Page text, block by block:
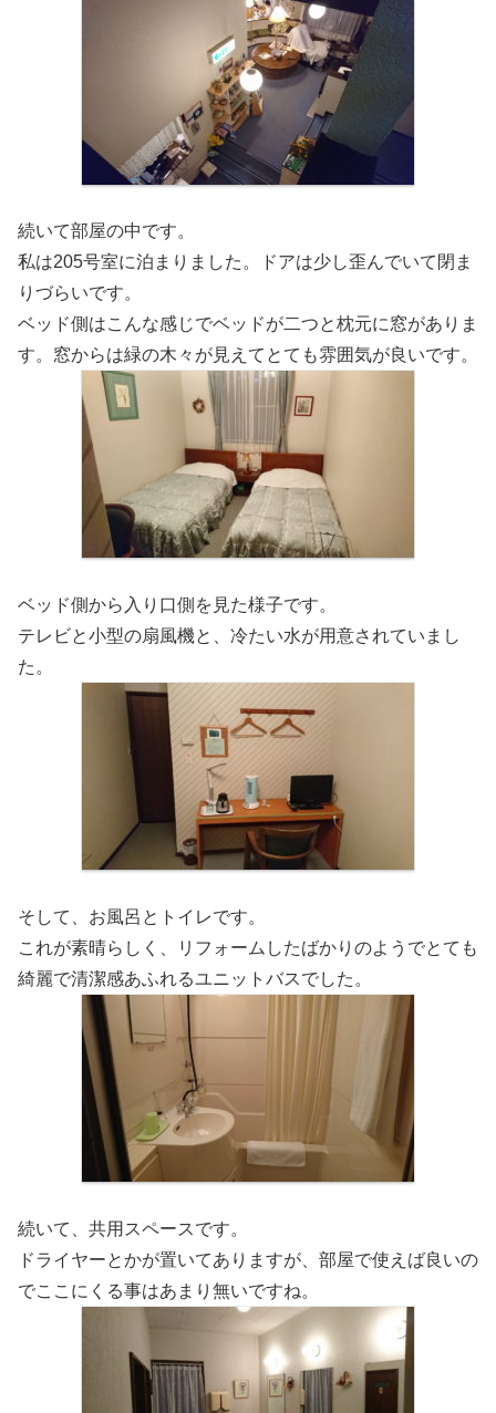
続いて部屋の中です。
私は205号室に泊まりました。ドアは少し歪んでいて閉ま
りづらいです。
ベッド側はこんな感じでベッドが二つと枕元に窓がありま
す。窓からは緑の木々が見えてとても雰囲気が良いです。
ベッド側から入り口側を見た様子です。
テレビと小型の扇風機と、冷たい水が用意されていまし
た。
そして、お風呂とトイレです。
これが素晴らしく、リフォームしたばかりのようでとても
綺麗で清潔感あふれるユニットバスでした。
続いて、共用スペースです。
ドライヤーとかが置いてありますが、部屋で使えば良いの
でここにくる事はあまり無いですね。